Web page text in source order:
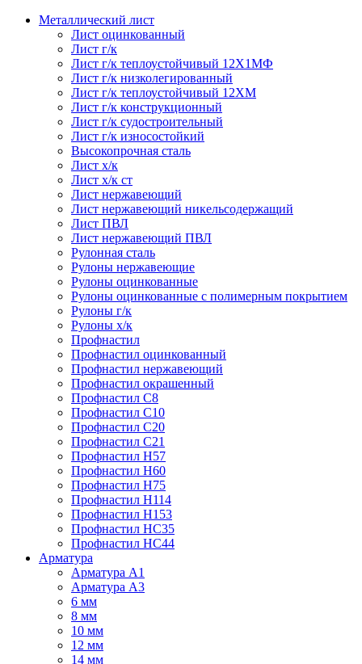
Металлический лист
Лист оцинкованный
Лист г/к
Лист г/к теплоустойчивый 12Х1МФ
Лист г/к низколегированный
Лист г/к теплоустойчивый 12ХМ
Лист г/к конструкционный
Лист г/к судостроительный
Лист г/к износостойкий
Высокопрочная сталь
Лист х/к
Лист х/к ст
Лист нержавеющий
Лист нержавеющий никельсодержащий
Лист ПВЛ
Лист нержавеющий ПВЛ
Рулонная сталь
Рулоны нержавеющие
Рулоны оцинкованные
Рулоны оцинкованные с полимерным покрытием
Рулоны г/к
Рулоны х/к
Профнастил
Профнастил оцинкованный
Профнастил нержавеющий
Профнастил окрашенный
Профнастил С8
Профнастил С10
Профнастил С20
Профнастил С21
Профнастил Н57
Профнастил Н60
Профнастил Н75
Профнастил Н114
Профнастил Н153
Профнастил НС35
Профнастил НС44
Арматура
Арматура А1
Арматура А3
6 мм
8 мм
10 мм
12 мм
14 мм